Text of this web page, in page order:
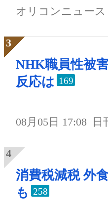
オリコンニュース
NHK職員性被
反応は 169
08月05日 17:08 日
消費税減税 外
も
258